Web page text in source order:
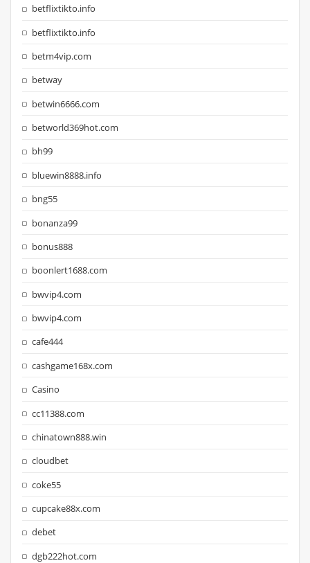
betflixtikto.info
betflixtikto.info
betm4vip.com
betway
betwin6666.com
betworld369hot.com
bh99
bluewin8888.info
bng55
bonanza99
bonus888
boonlert1688.com
bwvip4.com
bwvip4.com
cafe444
cashgame168x.com
Casino
cc11388.com
chinatown888.win
cloudbet
coke55
cupcake88x.com
debet
dgb222hot.com